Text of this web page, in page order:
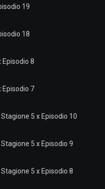
19
18
8
Episodio 7
5 x Episodio 10
5 x Episodio 9
5 x Episodio 8